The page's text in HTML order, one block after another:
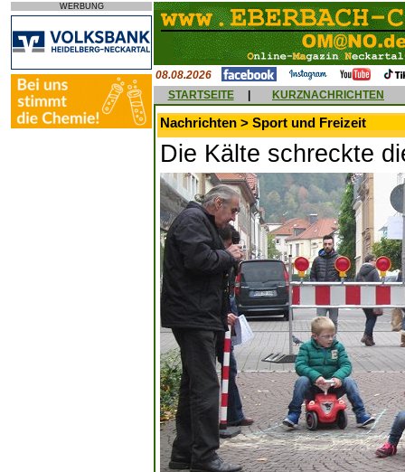
WERBUNG
08.08.2026
STARTSEITE
KURZNACHRICHTEN
Nachrichten > Sport und Freizeit
Die Kälte schreckte